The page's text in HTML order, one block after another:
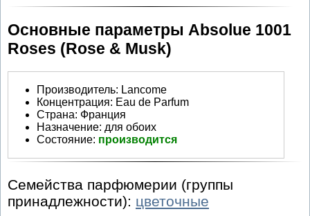
Основные параметры Absolue 1001
Roses (Rose & Musk)
Производитель: Lancome
Концентрация: Eau de Parfum
Страна: Франция
Назначение: для обоих
Состояние: производится
Семейства парфюмерии (группы
принадлежности): цветочные